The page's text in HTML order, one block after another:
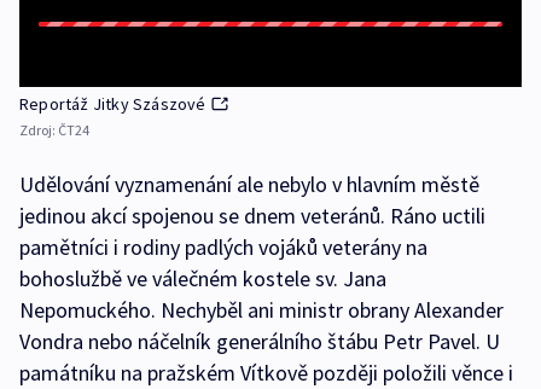
Reportáž Jitky Szászové
Zdroj: ČT24
Udělování vyznamenání ale nebylo v hlavním městě
jedinou akcí spojenou se dnem veteránů. Ráno uctili
pamětníci i rodiny padlých vojáků veterány na
bohoslužbě ve válečném kostele sv. Jana
Nepomuckého. Nechyběl ani ministr obrany Alexander
Vondra nebo náčelník generálního štábu Petr Pavel. U
památníku na pražském Vítkově později položili věnce i